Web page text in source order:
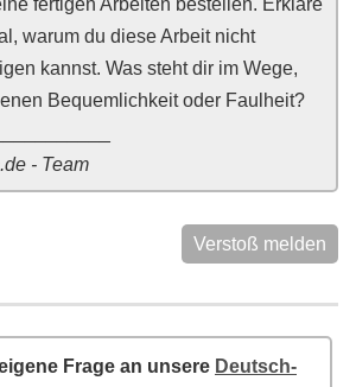
fertigen Arbeiten bestellen. Erkläre
warum du diese Arbeit nicht
kannst. Was steht dir im Wege,
Bequemlichkeit oder Faulheit?
- Team
Verstoß melden
Frage an unsere Deutsch-